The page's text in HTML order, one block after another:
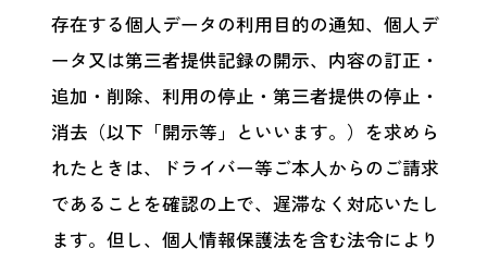
存在する個人データの利用目的の通知、個人デ
ータ又は第三者提供記録の開示、内容の訂正・
追加・削除、利用の停止・第三者提供の停止・
消去（以下「開示等」といいます。）を求めら
れたときは、ドライバー等ご本人からのご請求
であることを確認の上で、遅滞なく対応いたし
ます。但し、個人情報保護法を含む法令により